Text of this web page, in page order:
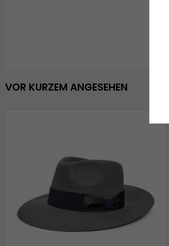
VOR KURZEM ANGESEHEN